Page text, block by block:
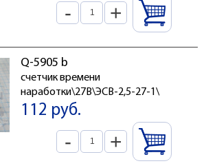
- +
Q-5905 b
счетчик времени
наработки\27В\ЭСВ-2,5-27-1\
112 руб.
- +